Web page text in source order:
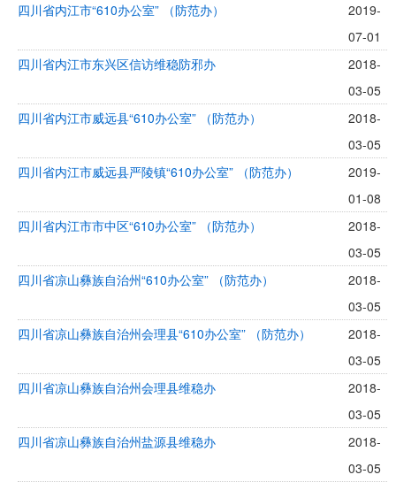
四川省内江市“610办公室” （防范办）
2019-
07-01
四川省内江市东兴区信访维稳防邪办
2018-
03-05
四川省内江市威远县“610办公室” （防范办）
2018-
03-05
四川省内江市威远县严陵镇“610办公室” （防范办）
2019-
01-08
四川省内江市市中区“610办公室” （防范办）
2018-
03-05
四川省凉山彝族自治州“610办公室” （防范办）
2018-
03-05
四川省凉山彝族自治州会理县“610办公室” （防范办）
2018-
03-05
四川省凉山彝族自治州会理县维稳办
2018-
03-05
四川省凉山彝族自治州盐源县维稳办
2018-
03-05